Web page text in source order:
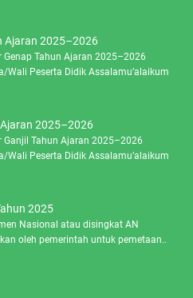
Ajaran 2025–2026
Genap Tahun Ajaran 2025–2026
Wali Peserta Didik Assalamu’alaikum
2025–2026
Ganjil Tahun Ajaran 2025–2026
Wali Peserta Didik Assalamu’alaikum
2025
Nasional atau disingkat AN
oleh pemerintah untuk pemetaan..